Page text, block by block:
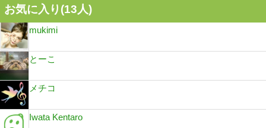
お気に入り(13人)
mukimi
とーこ
メチコ
Iwata Kentaro